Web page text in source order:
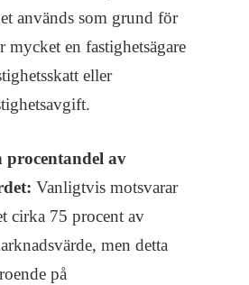
används som grund för
mycket en fastighetsägare
eller
procentandel av
Vanligtvis motsvarar
cirka 75 procent av
men detta
på